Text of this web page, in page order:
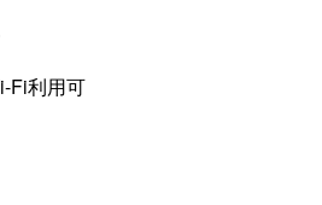
Fi利用可